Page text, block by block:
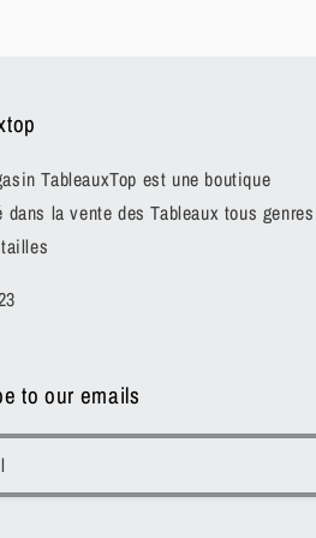
TableauxTop est une boutique
la vente des Tableaux tous
to our emails